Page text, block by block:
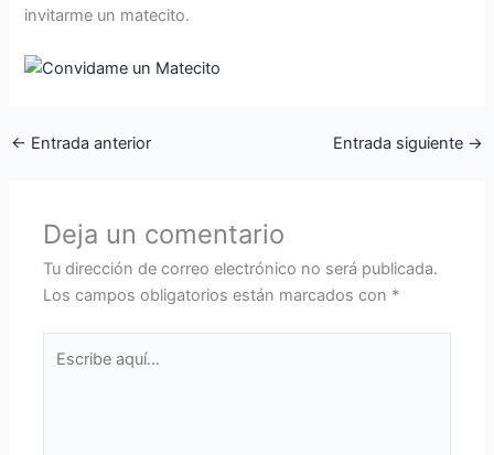
invitarme un matecito.
← Entrada anterior Entrada siguiente →
Deja un comentario
Tu dirección de correo electrónico no será publicada.
Los campos obligatorios están marcados con *
aquí...